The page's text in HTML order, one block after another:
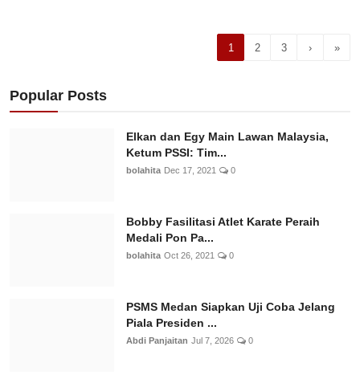
1 2 3 › »
Popular Posts
Elkan dan Egy Main Lawan Malaysia,
Ketum PSSI: Tim...
bolahita Dec 17, 2021 0
Bobby Fasilitasi Atlet Karate Peraih
Medali Pon Pa...
bolahita Oct 26, 2021 0
PSMS Medan Siapkan Uji Coba Jelang
Piala Presiden ...
Abdi Panjaitan Jul 7, 2026 0